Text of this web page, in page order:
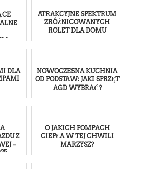
ATRAKCYJNE SPEKTRUM
ZRÓŻNICOWANYCH
ROLET DLA DOMU
DLA
NOWOCZESNA KUCHNIA
OD PODSTAW: JAKI SPRZĘT
AGD WYBRAĆ?
Z
–
O JAKICH POMPACH
CIEPŁA W TEJ CHWILI
MARZYSZ?